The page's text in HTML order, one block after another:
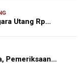
Utang Rp…
Pemeriksaan…